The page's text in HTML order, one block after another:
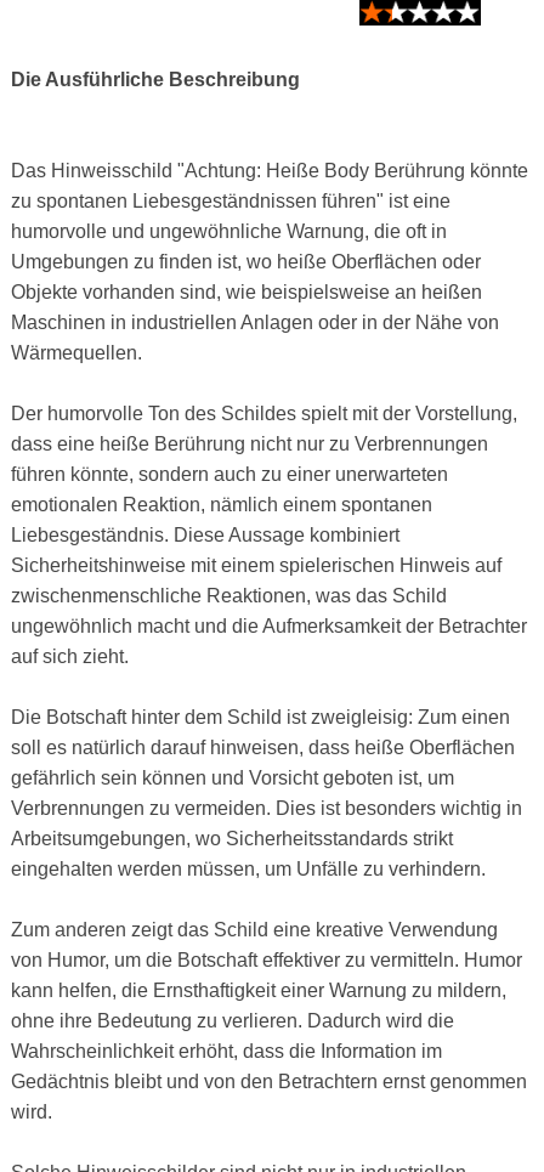
Die Ausführliche Beschreibung
Das Hinweisschild "Achtung: Heiße Body Berührung könnte
zu spontanen Liebesgeständnissen führen" ist eine
humorvolle und ungewöhnliche Warnung, die oft in
Umgebungen zu finden ist, wo heiße Oberflächen oder
Objekte vorhanden sind, wie beispielsweise an heißen
Maschinen in industriellen Anlagen oder in der Nähe von
Wärmequellen.
Der humorvolle Ton des Schildes spielt mit der Vorstellung,
dass eine heiße Berührung nicht nur zu Verbrennungen
führen könnte, sondern auch zu einer unerwarteten
emotionalen Reaktion, nämlich einem spontanen
Liebesgeständnis. Diese Aussage kombiniert
Sicherheitshinweise mit einem spielerischen Hinweis auf
zwischenmenschliche Reaktionen, was das Schild
ungewöhnlich macht und die Aufmerksamkeit der Betrachter
auf sich zieht.
Die Botschaft hinter dem Schild ist zweigleisig: Zum einen
soll es natürlich darauf hinweisen, dass heiße Oberflächen
gefährlich sein können und Vorsicht geboten ist, um
Verbrennungen zu vermeiden. Dies ist besonders wichtig in
Arbeitsumgebungen, wo Sicherheitsstandards strikt
eingehalten werden müssen, um Unfälle zu verhindern.
Zum anderen zeigt das Schild eine kreative Verwendung
von Humor, um die Botschaft effektiver zu vermitteln. Humor
kann helfen, die Ernsthaftigkeit einer Warnung zu mildern,
ohne ihre Bedeutung zu verlieren. Dadurch wird die
Wahrscheinlichkeit erhöht, dass die Information im
Gedächtnis bleibt und von den Betrachtern ernst genommen
wird.